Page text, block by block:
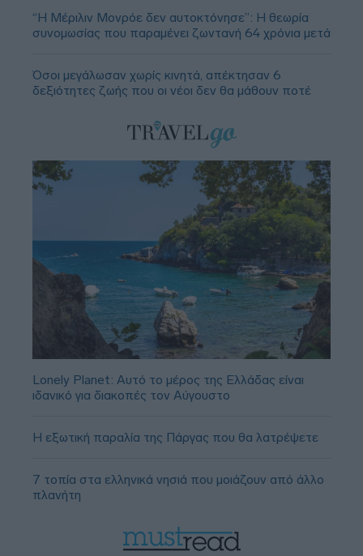
“Η Μέριλιν Μονρόε δεν αυτοκτόνησε”: Η θεωρία
συνομωσίας που παραμένει ζωντανή 64 χρόνια μετά
Όσοι μεγάλωσαν χωρίς κινητά, απέκτησαν 6
δεξιότητες ζωής που οι νέοι δεν θα μάθουν ποτέ
Lonely Planet: Αυτό το μέρος της Ελλάδας είναι
ιδανικό για διακοπές τον Αύγουστο
Η εξωτική παραλία της Πάργας που θα λατρέψετε
7 τοπία στα ελληνικά νησιά που μοιάζουν από άλλο
πλανήτη